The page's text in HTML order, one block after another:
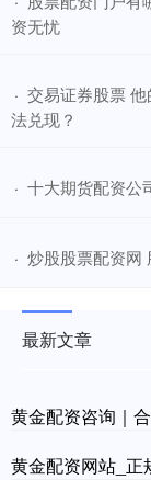
资无忧
· 交易证券股票
法兑现？
· 十大期货配资公
· 炒股股票配资网
最新文章
黄金配资咨询｜
黄金配资网站_正